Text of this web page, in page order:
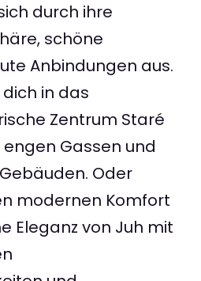
durch ihre
schöne
Anbindungen aus.
in das
Zentrum Staré
Gassen und
Oder
modernen Komfort
Eleganz von Juh mit